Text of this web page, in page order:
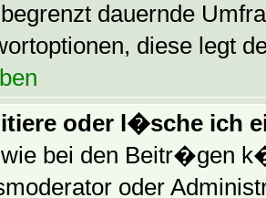
dauernde
diese legt
oder l�sche ich
bei den Beitr�gen
oder